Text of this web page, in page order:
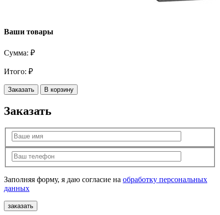
Ваши товары
Сумма: ₽
Итого: ₽
Заказать В корзину
Заказать
Заполняя форму, я даю согласие на обработку персональных
данных